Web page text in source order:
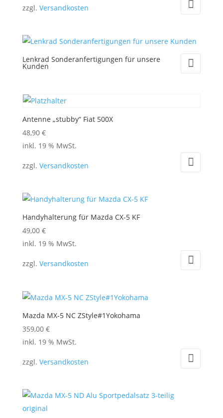
zzgl. Versandkosten
Lenkrad Sonderanfertigungen für unsere
Kunden
Antenne „stubby“ Fiat 500X
48,90 €
inkl. 19 % MwSt.
zzgl. Versandkosten
Handyhalterung für Mazda CX-5 KF
49,00 €
inkl. 19 % MwSt.
zzgl. Versandkosten
Mazda MX-5 NC ZStyle#1Yokohama
359,00 €
inkl. 19 % MwSt.
zzgl. Versandkosten